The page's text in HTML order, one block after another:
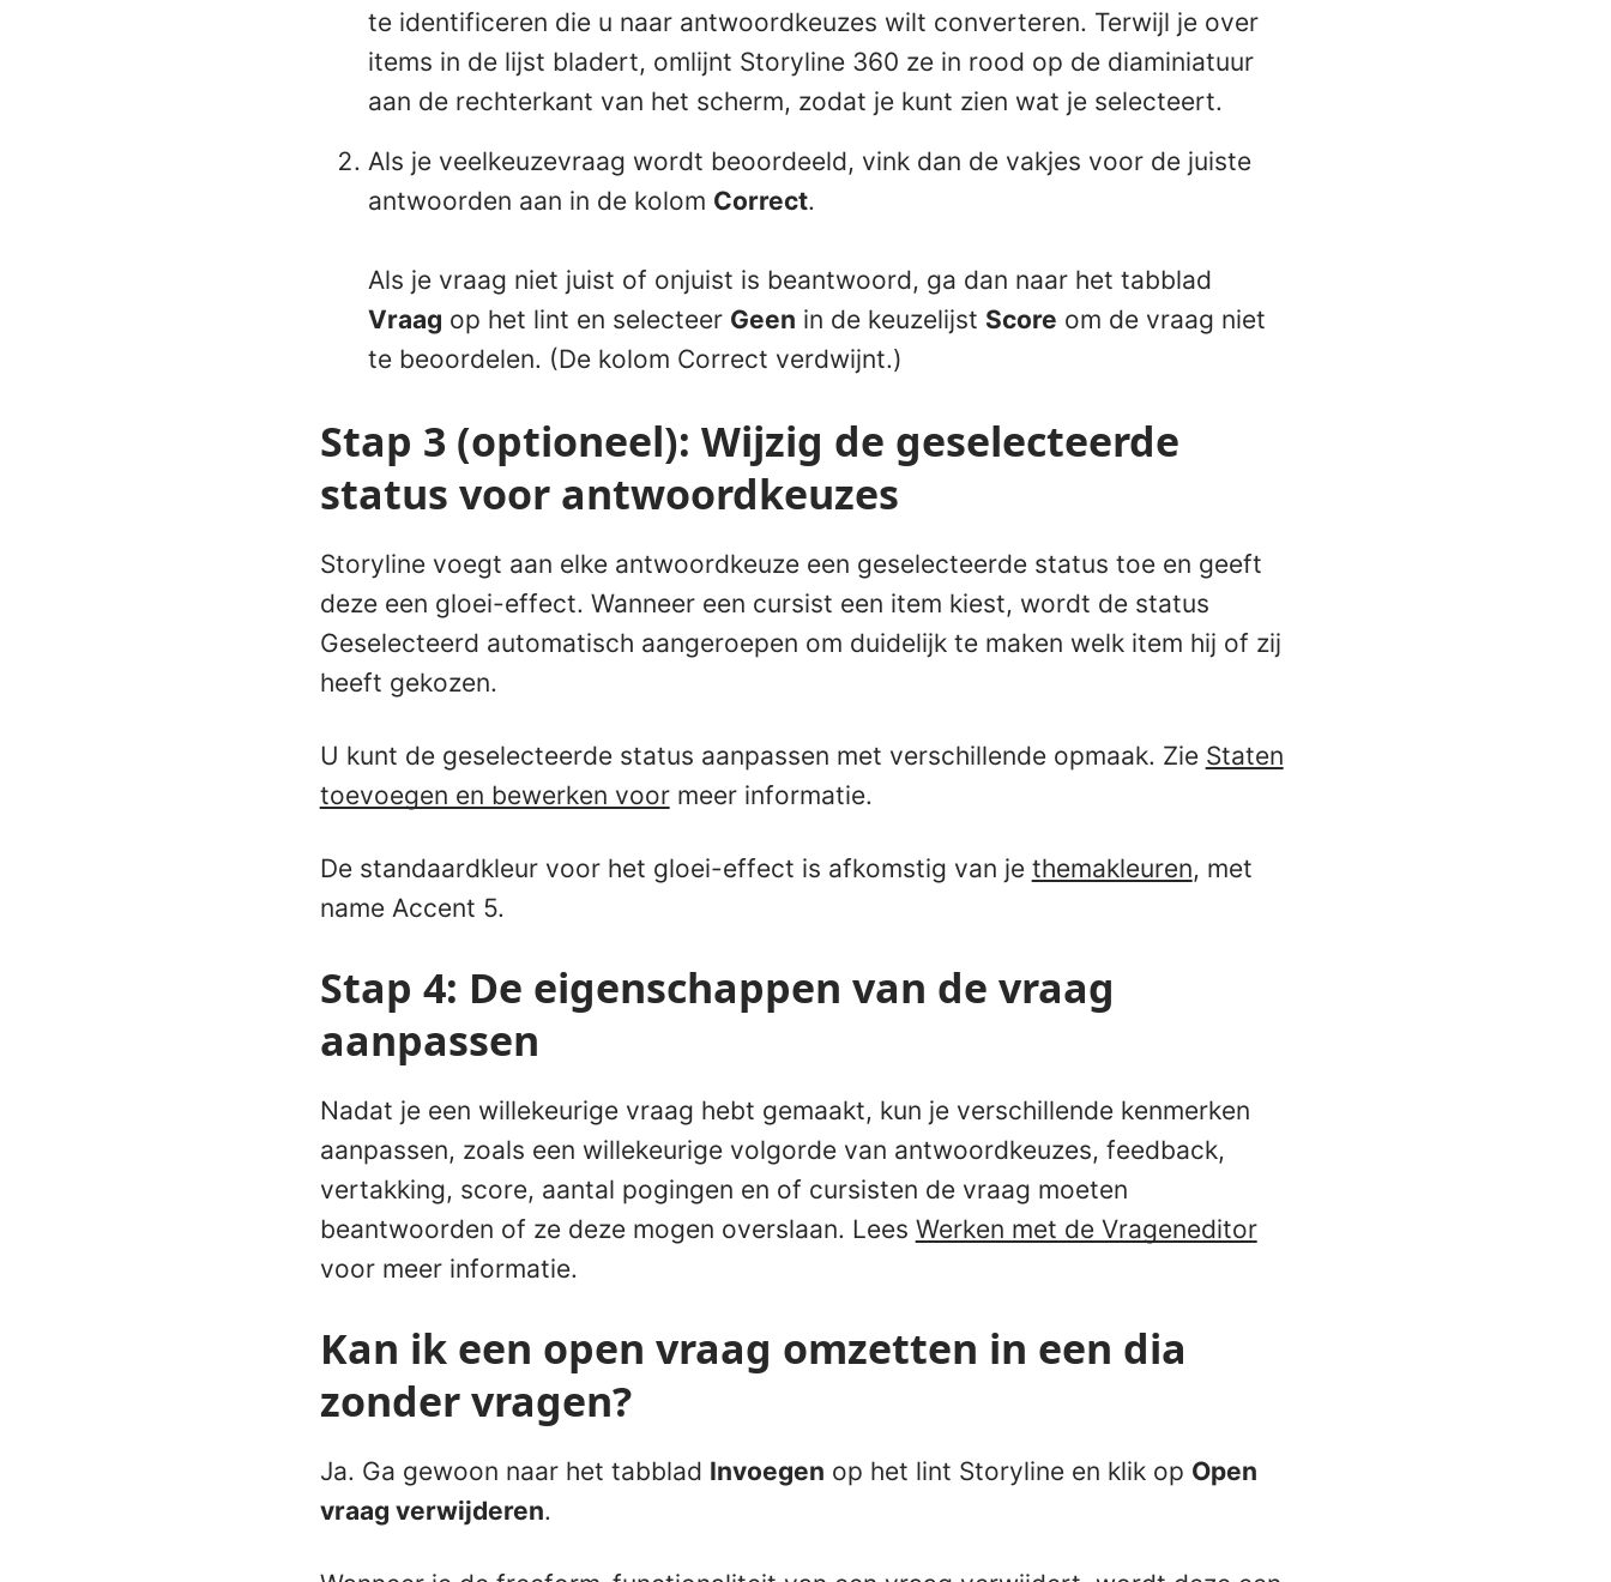
te identificeren die u naar antwoordkeuzes wilt converteren. Terwijl je over
items in de lijst bladert, omlijnt Storyline 360 ze in rood op de diaminiatuur
aan de rechterkant van het scherm, zodat je kunt zien wat je selecteert.
Als je veelkeuzevraag wordt beoordeeld, vink dan de vakjes voor de juiste
antwoorden aan in de kolom Correct.
Als je vraag niet juist of onjuist is beantwoord, ga dan naar het tabblad
Vraag op het lint en selecteer Geen in de keuzelijst Score om de vraag niet
te beoordelen. (De kolom Correct verdwijnt.)
Stap 3 (optioneel): Wijzig de geselecteerde
status voor antwoordkeuzes
Storyline voegt aan elke antwoordkeuze een geselecteerde status toe en geeft
deze een gloei-effect. Wanneer een cursist een item kiest, wordt de status
Geselecteerd automatisch aangeroepen om duidelijk te maken welk item hij of zij
heeft gekozen.
U kunt de geselecteerde status aanpassen met verschillende opmaak. Zie Staten
toevoegen en bewerken voormeer informatie.
De standaardkleur voor het gloei-effect is afkomstig van je themakleuren, met
name Accent 5.
Stap 4: De eigenschappen van de vraag
aanpassen
Nadat je een willekeurige vraag hebt gemaakt, kun je verschillende kenmerken
aanpassen, zoals een willekeurige volgorde van antwoordkeuzes, feedback,
vertakking, score, aantal pogingen en of cursisten de vraag moeten
beantwoorden of ze deze mogen overslaan. Lees Werken met de Vrageneditor
voor meer informatie.
Kan ik een open vraag omzetten in een dia
zonder vragen?
Ja. Ga gewoon naar het tabblad Invoegen op het lint Storyline en klik op Open
vraag verwijderen.